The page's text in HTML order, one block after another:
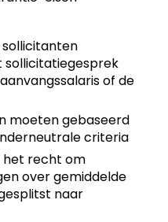
sollicitatiegesprek
of de
moeten gebaseerd
criteria
het recht om
over gemiddelde
naar